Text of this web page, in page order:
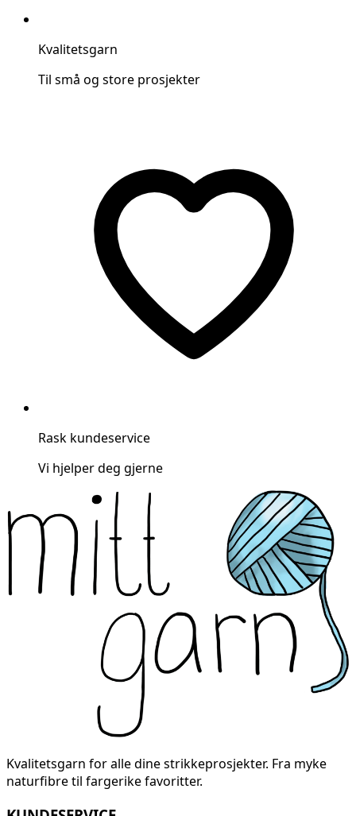
Kvalitetsgarn
Til små og store prosjekter
Rask kundeservice
Vi hjelper deg gjerne
Kvalitetsgarn for alle dine strikkeprosjekter. Fra myke
naturfibre til fargerike favoritter.